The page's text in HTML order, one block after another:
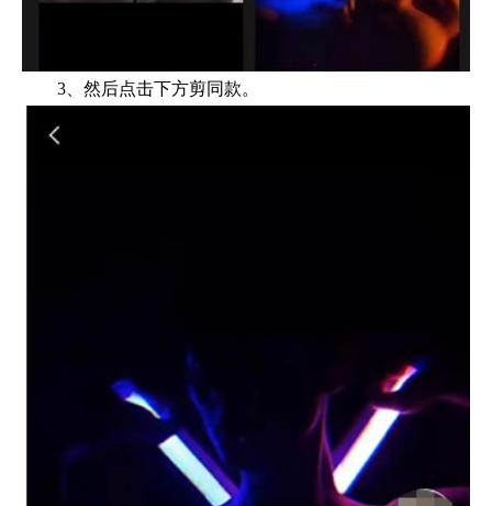
3、然后点击下方剪同款。